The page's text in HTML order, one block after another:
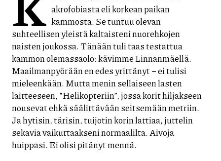
akrofobiasta eli korkean paikan
kammosta. Se tuntuu olevan
suhteellisen yleistä kaltaisteni nuorehkojen
naisten joukossa. Tänään tuli taas testattua
kammon olemassaolo: kävimme Linnanmäellä.
Maailmanpyörään en edes yrittänyt – ei tulisi
mieleenkään. Mutta menin sellaiseen lasten
laitteeseen, ”Helikopteriin”, jossa korit hiljakseen
nousevat ehkä säälittävään seitsemään metriin.
Ja hytisin, tärisin, tuijotin korin lattiaa, juttelin
sekavia vaikuttaakseni normaalilta. Aivoja
huippasi. Ei olisi pitänyt mennä.